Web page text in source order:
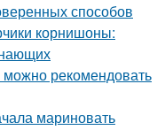
способов
корнишоны:
рекомендовать
мариновать